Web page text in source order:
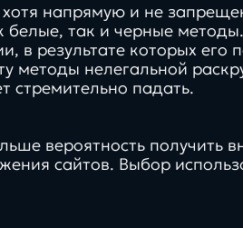
напрямую и не
так и черные
в результате которых
нелегальной
стремительно падать.
вероятность получить
сайтов. Выбор